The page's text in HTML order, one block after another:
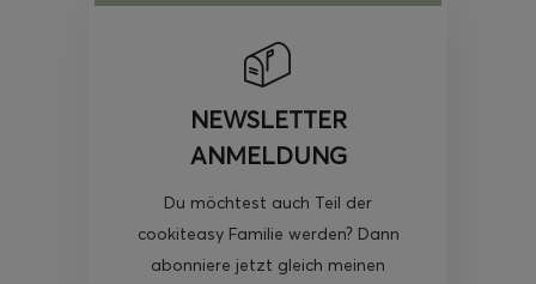
NEWSLETTER
ANMELDUNG
Du möchtest auch Teil der
cookiteasy Familie werden? Dann
abonniere jetzt gleich meinen